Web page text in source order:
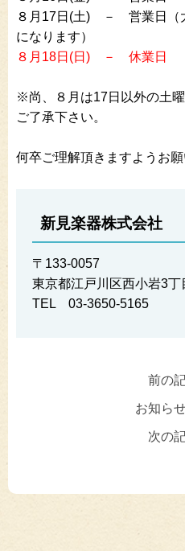
８月17日(土) － 営業日（
になります）
８月18日(日) － 休業日
※尚、８月は17日以外の土
ご了承下さい。
何卒ご理解頂きますようお願
新見楽器株式会社
〒133-0057
東京都江戸川区西小岩3丁
TEL 03-3650-5165
前の
お知ら
次の